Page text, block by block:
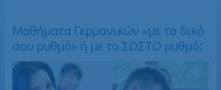
Μαθήματα Γερμανικών «με το δικό
σου ρυθμό» ή με το ΣΩΣΤΟ ρυθμό;